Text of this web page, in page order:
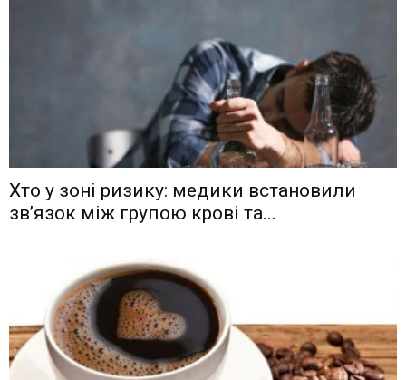
Хто у зоні ризику: медики встановили
зв’язок між групою крові та...